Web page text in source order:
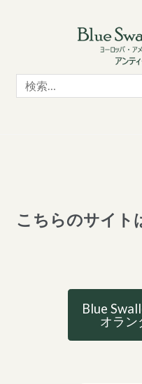
検
索:
こちらのサイト
Blue
オラン